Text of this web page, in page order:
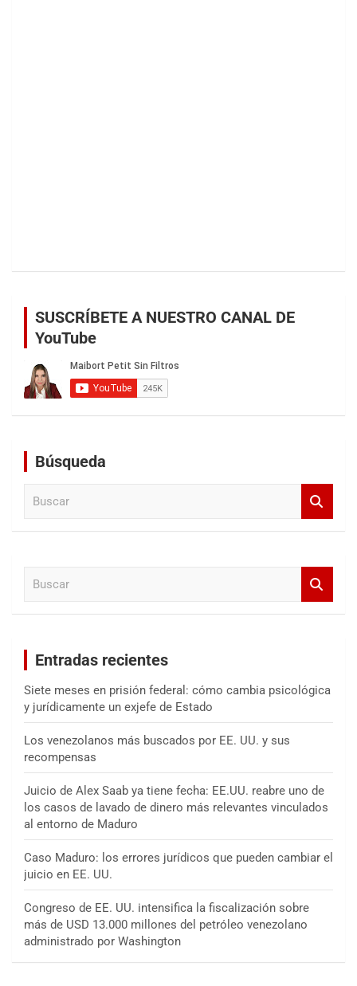
SUSCRÍBETE A NUESTRO CANAL DE
YouTube
Búsqueda
Entradas recientes
Siete meses en prisión federal: cómo cambia psicológica
y jurídicamente un exjefe de Estado
Los venezolanos más buscados por EE. UU. y sus
recompensas
Juicio de Alex Saab ya tiene fecha: EE.UU. reabre uno de
los casos de lavado de dinero más relevantes vinculados
al entorno de Maduro
Caso Maduro: los errores jurídicos que pueden cambiar el
juicio en EE. UU.
Congreso de EE. UU. intensifica la fiscalización sobre
más de USD 13.000 millones del petróleo venezolano
administrado por Washington